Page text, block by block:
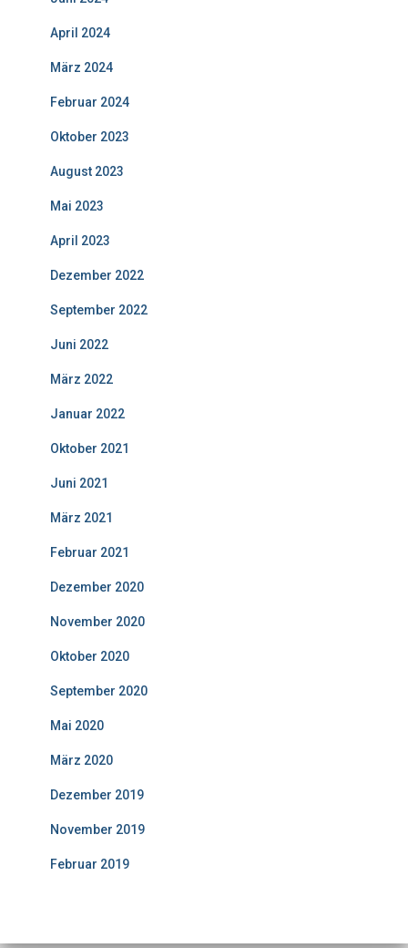
April 2024
März 2024
Februar 2024
Oktober 2023
August 2023
Mai 2023
April 2023
Dezember 2022
September 2022
Juni 2022
März 2022
Januar 2022
Oktober 2021
Juni 2021
März 2021
Februar 2021
Dezember 2020
November 2020
Oktober 2020
September 2020
Mai 2020
März 2020
Dezember 2019
November 2019
Februar 2019